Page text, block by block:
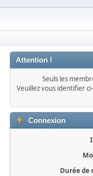
Attention !
Seuls les
Veuillez vous identifier
Connexion
Durée de